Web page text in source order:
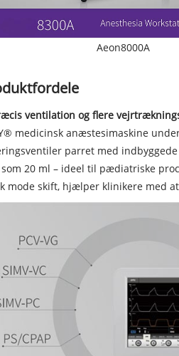
Aeon8000A
ventilation og flere
medicinsk anæstesimaskine
parret med
20 ml – ideel til pædiatriske
mode skift, hjælper klinikere med